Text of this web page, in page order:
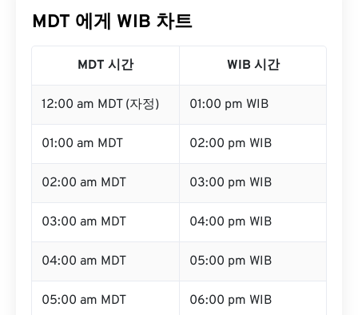
MDT 에게 WIB 차트
MDT 시간 WIB 시간
12:00 am MDT (자정) 01:00 pm WIB
01:00 am MDT 02:00 pm WIB
02:00 am MDT 03:00 pm WIB
03:00 am MDT 04:00 pm WIB
04:00 am MDT 05:00 pm WIB
05:00 am MDT 06:00 pm WIB